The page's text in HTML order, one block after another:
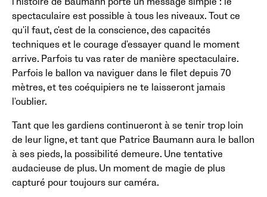
spectaculaire est possible à tous les niveaux. Tout ce
qu'il faut, c'est de la conscience, des capacités
techniques et le courage d'essayer quand le moment
arrive. Parfois tu vas rater de manière spectaculaire.
Parfois le ballon va naviguer dans le filet depuis 70
mètres, et tes coéquipiers ne te laisseront jamais
l'oublier.
Tant que les gardiens continueront à se tenir trop loin
de leur ligne, et tant que Patrice Baumann aura le ballon
à ses pieds, la possibilité demeure. Une tentative
audacieuse de plus. Un moment de magie de plus
capturé pour toujours sur caméra.